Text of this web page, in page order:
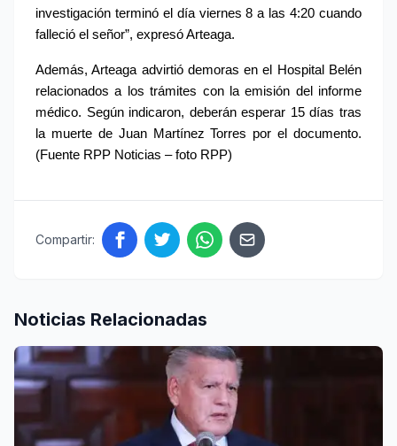
investigación terminó el día viernes 8 a las 4:20 cuando
falleció el señor”, expresó Arteaga.
Además, Arteaga advirtió demoras en el Hospital Belén
relacionados a los trámites con la emisión del informe
médico. Según indicaron, deberán esperar 15 días tras
la muerte de Juan Martínez Torres por el documento.
(Fuente RPP Noticias – foto RPP)
Compartir:
Noticias Relacionadas